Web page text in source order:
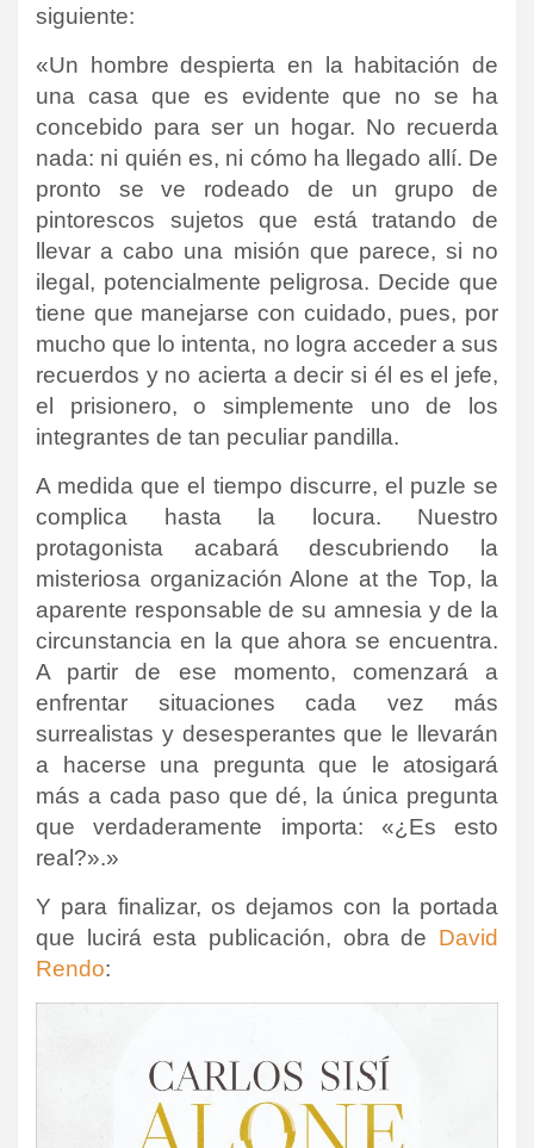
siguiente:
«Un hombre despierta en la habitación de
una casa que es evidente que no se ha
concebido para ser un hogar. No recuerda
nada: ni quién es, ni cómo ha llegado allí. De
pronto se ve rodeado de un grupo de
pintorescos sujetos que está tratando de
llevar a cabo una misión que parece, si no
ilegal, potencialmente peligrosa. Decide que
tiene que manejarse con cuidado, pues, por
mucho que lo intenta, no logra acceder a sus
recuerdos y no acierta a decir si él es el jefe,
el prisionero, o simplemente uno de los
integrantes de tan peculiar pandilla.
A medida que el tiempo discurre, el puzle se
complica hasta la locura. Nuestro
protagonista acabará descubriendo la
misteriosa organización Alone at the Top, la
aparente responsable de su amnesia y de la
circunstancia en la que ahora se encuentra.
A partir de ese momento, comenzará a
enfrentar situaciones cada vez más
surrealistas y desesperantes que le llevarán
a hacerse una pregunta que le atosigará
más a cada paso que dé, la única pregunta
que verdaderamente importa: «¿Es esto
real?».»
Y para finalizar, os dejamos con la portada
que lucirá esta publicación, obra de David
Rendo: